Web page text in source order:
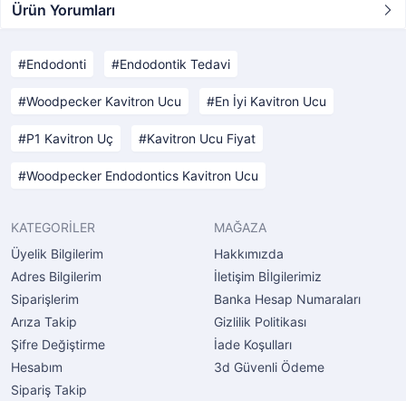
Ürün Yorumları
Endodonti Endodontik Tedavi
Woodpecker Kavitron Ucu En İyi Kavitron Ucu
P1 Kavitron Uç Kavitron Ucu Fiyat
Woodpecker Endodontics Kavitron Ucu
KATEGORİLER
Üyelik Bilgilerim
Adres Bilgilerim
Siparişlerim
Arıza Takip
Şifre Değiştirme
Hesabım
Sipariş Takip
MAĞAZA
Hakkımızda
İletişim Bİlgilerimiz
Banka Hesap Numaraları
Gizlilik Politikası
İade Koşulları
3d Güvenli Ödeme